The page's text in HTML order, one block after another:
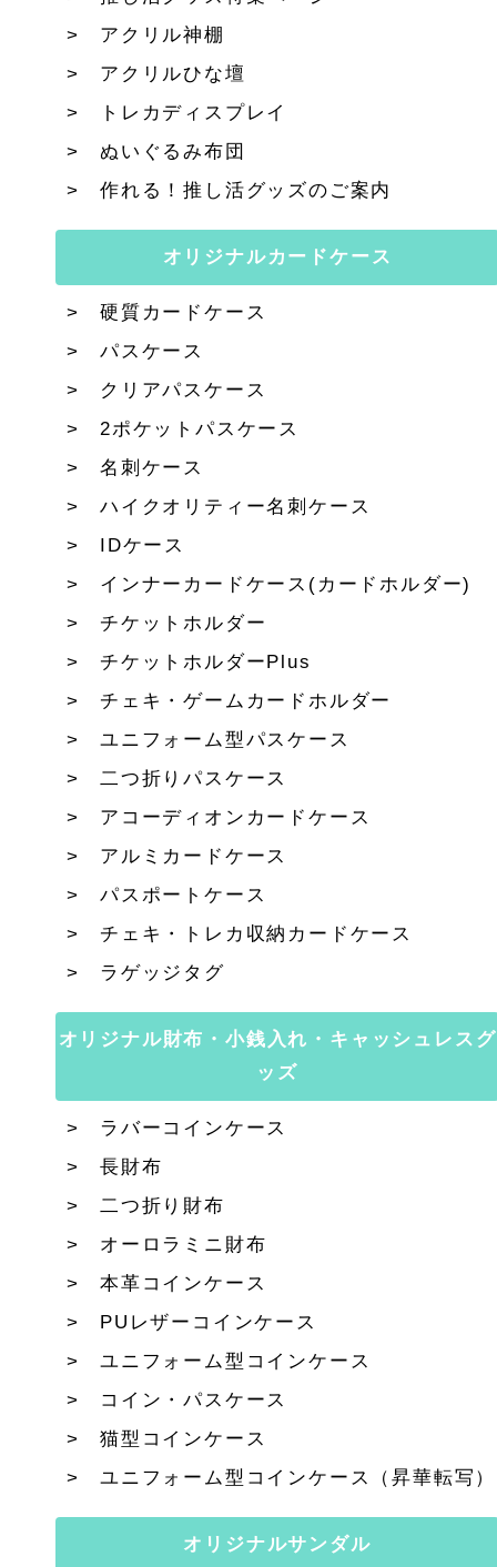
アクリル神棚
アクリルひな壇
トレカディスプレイ
ぬいぐるみ布団
作れる！推し活グッズのご案内
オリジナルカードケース
硬質カードケース
パスケース
クリアパスケース
2ポケットパスケース
名刺ケース
ハイクオリティー名刺ケース
IDケース
インナーカードケース(カードホルダー)
チケットホルダー
チケットホルダーPlus
チェキ・ゲームカードホルダー
ユニフォーム型パスケース
二つ折りパスケース
アコーディオンカードケース
アルミカードケース
パスポートケース
チェキ・トレカ収納カードケース
ラゲッジタグ
オリジナル財布・小銭入れ・キャッシュレスグ
ッズ
ラバーコインケース
長財布
二つ折り財布
オーロラミニ財布
本革コインケース
PUレザーコインケース
ユニフォーム型コインケース
コイン・パスケース
猫型コインケース
ユニフォーム型コインケース（昇華転写）
オリジナルサンダル